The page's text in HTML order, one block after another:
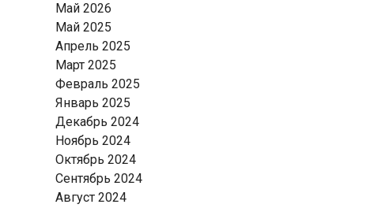
Май 2026
Май 2025
Апрель 2025
Март 2025
Февраль 2025
Январь 2025
Декабрь 2024
Ноябрь 2024
Октябрь 2024
Сентябрь 2024
Август 2024